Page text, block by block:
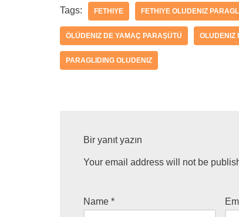
Tags: FETHIYE FETHIYE OLUDENIZ
ÖLÜDENIZ DE YAMAÇ PARAŞÜTÜ OLUDENIZ
PARAGLIDING OLUDENIZ
Bir yanıt yazın
Your email address will not be
Name *